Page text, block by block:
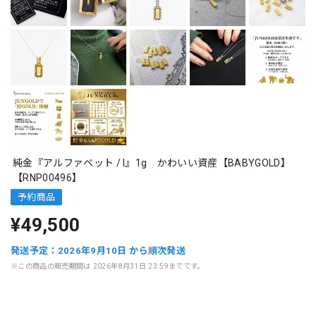
純金『アルファベット / I』1g かわいい資産【BABYGOLD】
【RNP00496】
予約商品
¥49,500
発送予定：2026年9月10日 から順次発送
※この商品の販売期間は 2026年8月31日 23:59までです。